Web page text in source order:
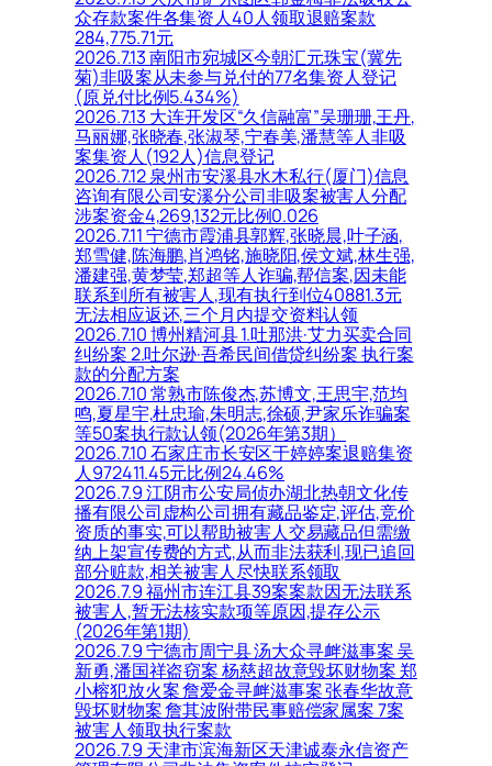
众存款案件各集资人40人领取退赔案款
284,775.71元
2026.7.13 南阳市宛城区今朝汇元珠宝(冀先
菊)非吸案从未参与兑付的77名集资人登记
(原兑付比例5.434%)
2026.7.13 大连开发区“久信融富”吴珊珊,王丹,
马丽娜,张晓春,张淑琴,宁春美,潘慧等人非吸
案集资人(192人)信息登记
2026.7.12 泉州市安溪县水木私行(厦门)信息
咨询有限公司安溪分公司非吸案被害人分配
涉案资金4,269,132元比例0.026
2026.7.11 宁德市霞浦县郭辉,张晓晨,叶子涵,
郑雪健,陈海鹏,肖鸿铭,施晓阳,侯文斌,林生强,
潘建强,黄梦莹,郑超等人诈骗,帮信案,因未能
联系到所有被害人,现有执行到位40881.3元
无法相应返还,三个月内提交资料认领
2026.7.10 博州精河县 1.吐那洪·艾力买卖合同
纠纷案 2.吐尔逊·吾希民间借贷纠纷案 执行案
款的分配方案
2026.7.10 常熟市陈俊杰,苏博文,王思宇,范均
鸣,夏星宇,杜忠瑜,朱明志,徐硕,尹家乐诈骗案
等50案执行款认领(2026年第3期）
2026.7.10 石家庄市长安区于婷婷案退赔集资
人972411.45元比例24.46%
2026.7.9 江阴市公安局侦办湖北热朝文化传
播有限公司虚构公司拥有藏品鉴定,评估,竞价
资质的事实,可以帮助被害人交易藏品但需缴
纳上架宣传费的方式,从而非法获利,现已追回
部分赃款,相关被害人尽快联系领取
2026.7.9 福州市连江县39案案款因无法联系
被害人,暂无法核实款项等原因,提存公示
(2026年第1期)
2026.7.9 宁德市周宁县 汤大众寻衅滋事案 吴
新勇,潘国祥盗窃案 杨慈超故意毁坏财物案 郑
小榕犯放火案 詹爱金寻衅滋事案 张春华故意
毁坏财物案 詹其波附带民事赔偿家属案 7案
被害人领取执行案款
2026.7.9 天津市滨海新区天津诚泰永信资产